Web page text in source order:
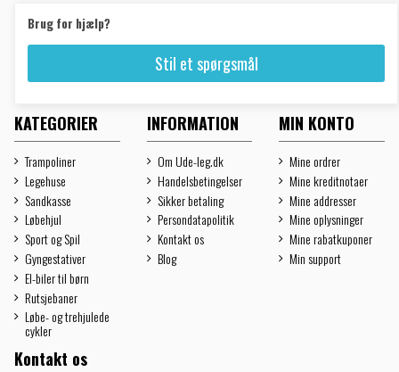
Brug for hjælp?
Stil et spørgsmål
KATEGORIER
Trampoliner
Legehuse
Sandkasse
Løbehjul
Sport og Spil
Gyngestativer
El-biler til børn
Rutsjebaner
Løbe- og trehjulede
cykler
INFORMATION
Om Ude-leg.dk
Handelsbetingelser
Sikker betaling
Persondatapolitik
Kontakt os
Blog
MIN KONTO
Mine ordrer
Mine kreditnotaer
Mine addresser
Mine oplysninger
Mine rabatkuponer
Min support
Kontakt os